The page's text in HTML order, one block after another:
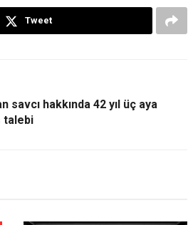
Tweet
savcı hakkında 42 yıl üç aya
talebi